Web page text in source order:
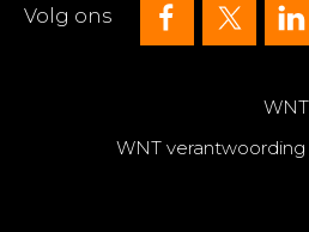
Volg ons
WNT verantwoording